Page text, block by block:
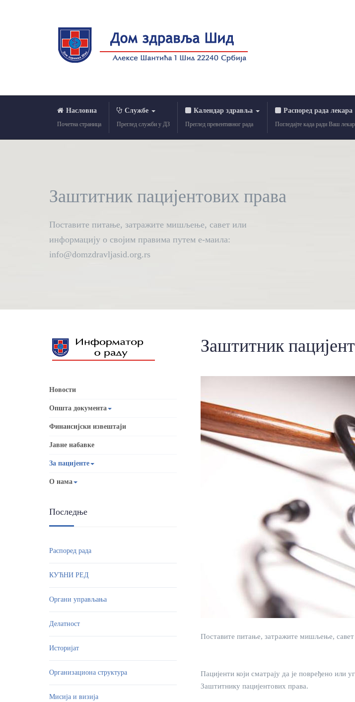
Насловна
Почетна страница
Службе
Преглед служби у ДЗ
Календар здравља
Преглед превентивног рада
Распоред рада лекара
Погледајте када ради Ваш лекар
Заштитник пацијентових права
Поставите питање, затражите мишљење, савет или
информацију о својим правима путем е-маила:
info@domzdravljasid.org.rs
Заштитник
Поставите питање, затражите мишљење,
Пацијенти који сматрају да је повређено
Заштитнику пацијентових права.
Новости
Општа документа
Финансијски извештаји
Јавне набавке
За пацијенте
О нама
Последње
Распоред рада
КУЋНИ РЕД
Органи управљања
Делатност
Историјат
Организациона структура
Мисија и визија